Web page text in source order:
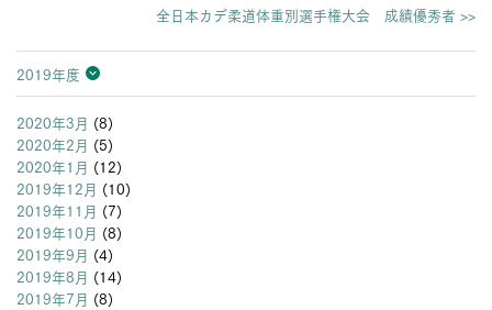
全日本カデ柔道体重別選手権大会 成績優秀者 >>
2019年度
2026年度
2025年度
2024年度
2023年度
2022年度
2021年度
2020年度
2019年度
2018年度
2017年度
2016年度
2015年度
2014年度
2013年度
2020年3月 (8)
2020年2月 (5)
2020年1月 (12)
2019年12月 (10)
2019年11月 (7)
2019年10月 (8)
2019年9月 (4)
2019年8月 (14)
2019年7月 (8)